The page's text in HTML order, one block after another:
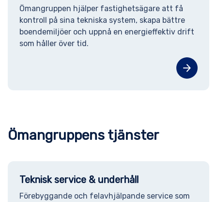
Ömangruppen hjälper fastighetsägare att få
kontroll på sina tekniska system, skapa bättre
boendemiljöer och uppnå en energieffektiv drift
som håller över tid.
arrow_forward
Ömangruppens tjänster
Teknisk service & underhåll
Förebyggande och felavhjälpande service som